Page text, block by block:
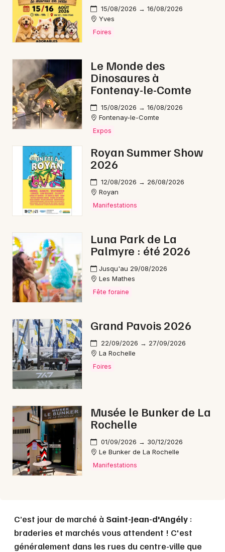
17 - Charente-Maritime
Choisir mes départements
Mon email
15/08/2026 → 16/08/2026
Yves
Foires
Le Monde des
Dinosaures à
Fontenay-le-Comte
15/08/2026 → 16/08/2026
Fontenay-le-Comte
Expos
Royan Summer Show
2026
12/08/2026 → 26/08/2026
Royan
Manifestations
Luna Park de La
Palmyre : été 2026
Jusqu'au 29/08/2026
Les Mathes
Fête foraine
Grand Pavois 2026
22/09/2026 → 27/09/2026
La Rochelle
Foires
Musée le Bunker de La
Rochelle
01/09/2026 → 30/12/2026
Le Bunker de La Rochelle
Manifestations
C’est jour de marché à Saint-Jean-d'Angély :
braderies et marchés vous attendent ! C'est
généralement dans les rues du centre-ville que